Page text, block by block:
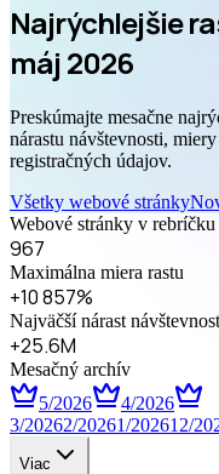
Najrýchlejšie
máj 2026
Preskúmajte mesačne
nárastu návštevnosti,
registračných údajov.
Všetky webové stránky
Webové stránky v rebríčku
967
Maximálna miera rastu
+10 857%
Najväčší nárast
+25.6M
Mesačný archív
5/2026
4/2026
3/20262/20261/202612/
Viac